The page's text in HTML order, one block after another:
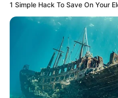
1 Simple Hack To Save On Your